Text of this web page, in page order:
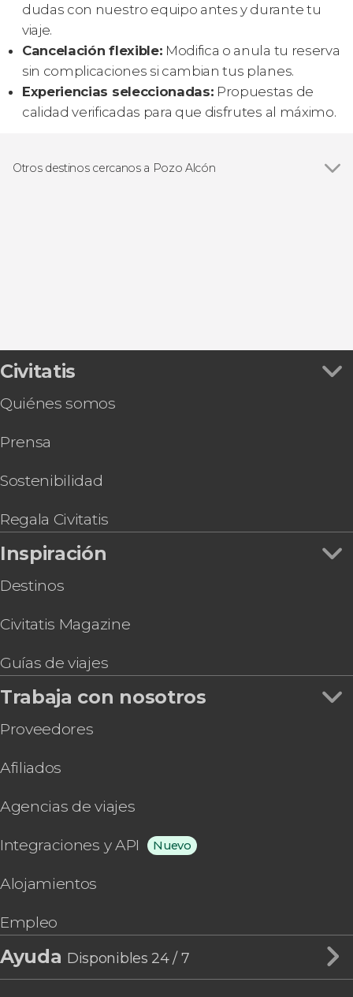
dudas con nuestro equipo antes y durante tu
viaje.
Cancelación flexible: Modifica o anula tu reserva
sin complicaciones si cambian tus planes.
Experiencias seleccionadas: Propuestas de
calidad verificadas para que disfrutes al máximo.
Otros destinos cercanos a Pozo Alcón
Civitatis
Quiénes somos
Prensa
Sostenibilidad
Regala Civitatis
Inspiración
Destinos
Civitatis Magazine
Guías de viajes
Trabaja con nosotros
Proveedores
Afiliados
Agencias de viajes
Integraciones y API Nuevo
Alojamientos
Empleo
Ayuda Disponibles 24 / 7